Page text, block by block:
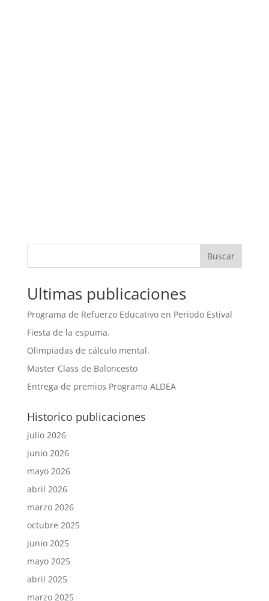
Buscar
Ultimas publicaciones
Programa de Refuerzo Educativo en Periodo Estival
Fiesta de la espuma.
Olimpiadas de cálculo mental.
Master Class de Baloncesto
Entrega de premios Programa ALDEA
Historico publicaciones
julio 2026
junio 2026
mayo 2026
abril 2026
marzo 2026
octubre 2025
junio 2025
mayo 2025
abril 2025
marzo 2025